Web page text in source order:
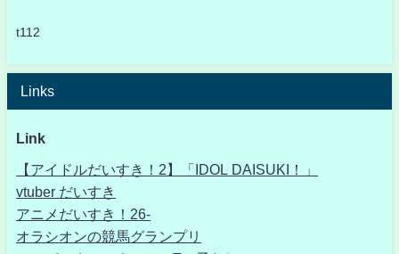
t112
Links
Link
【アイドルだいすき！2】「IDOL DAISUKI！」
vtuber だいすき
アニメだいすき！26-
オラシオンの競馬グランプリ